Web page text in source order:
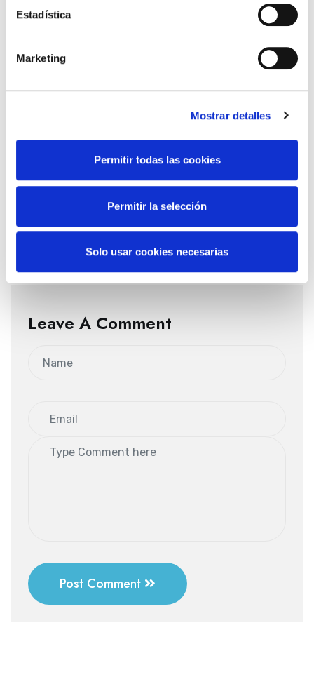
Estadística
Marketing
Mostrar detalles
Permitir todas las cookies
Permitir la selección
Solo usar cookies necesarias
Colegio Ópticos-
Optometristas
Leave A Comment
Post Comment